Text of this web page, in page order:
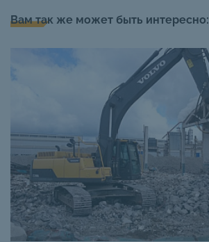
Вам так же может быть интересно: